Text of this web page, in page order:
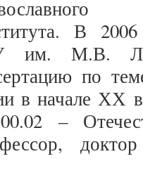
В
им. М.В.
по
в начале ХХ
–